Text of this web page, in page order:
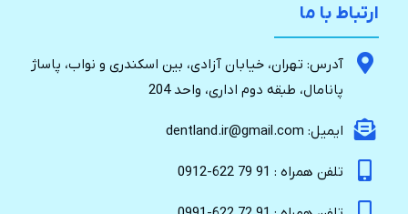
ارتباط با ما
آدرس: تهران، خیابان آزادی، بین اسکندری و نواب، پاساژ
پانامال، طبقه دوم اداری، واحد 204
ایمیل: dentland.ir@gmail.com
تلفن همراه : 91 79 622-0912